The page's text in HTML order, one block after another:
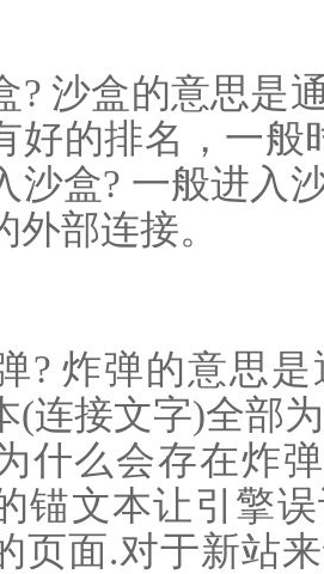
? 沙盒的意思是
好的排名，一
沙盒? 一般进入
部连接。
? 炸弹的意思
(连接文字)全部
什么会存在炸
锚文本让引擎
页面.对于新站